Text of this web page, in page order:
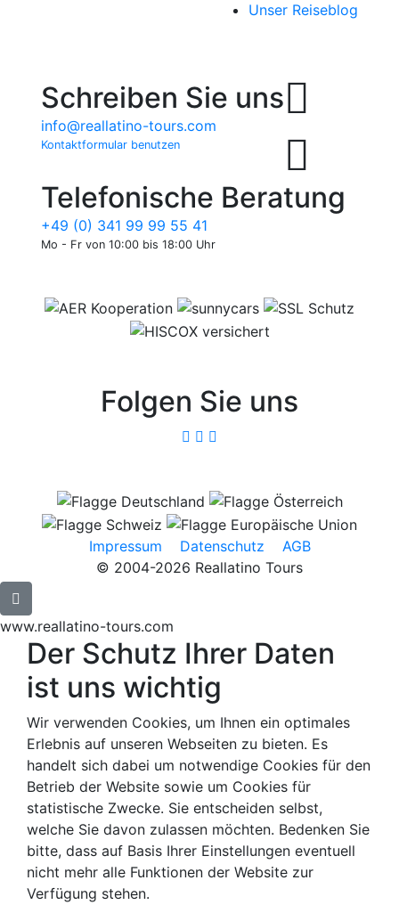
Unser Reiseblog
Schreiben Sie uns
info@reallatino-tours.com
Kontaktformular benutzen
Telefonische Beratung
+49 (0) 341 99 99 55 41
Mo - Fr von 10:00 bis 18:00 Uhr
Folgen Sie uns
Impressum Datenschutz
AGB
© 2004-2026 Reallatino Tours
www.reallatino-tours.com
Der Schutz Ihrer Daten
ist uns wichtig
Wir verwenden Cookies, um Ihnen ein optimales
Erlebnis auf unseren Webseiten zu bieten. Es
handelt sich dabei um notwendige Cookies für den
Betrieb der Website sowie um Cookies für
statistische Zwecke. Sie entscheiden selbst,
welche Sie davon zulassen möchten. Bedenken Sie
bitte, dass auf Basis Ihrer Einstellungen eventuell
nicht mehr alle Funktionen der Website zur
Verfügung stehen.